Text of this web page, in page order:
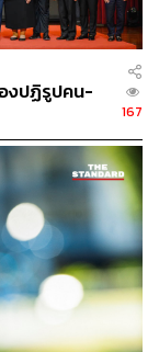
น้าที่บริหารและ
นหลายล้านราย
ยามความ
‘ริเริ่ม เปลี่ยนโลก
ห็นภาพเกี่ยวกับ
ายามคิดหาไอ
นี้ เพราะถือ
นด้านเทคโนโลยี
นไร ผมเองก็มี
เจ๊งไปร้อยกว่า
ว่ายอมรับได้ที่
สใหม่ๆ เพราะ
งปฏิรูปคน-
167